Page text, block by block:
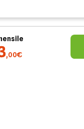
,00€